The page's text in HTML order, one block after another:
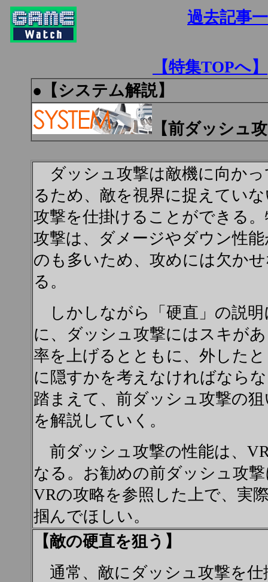
過去記事
【特集TOPへ】
● 【システム解説】
【前ダッシュ
ダッシュ攻撃は敵機に向かっ
るため、敵を視界に捉えてい
攻撃を仕掛けることができる
攻撃は、ダメージやダウン性
のも多いため、攻めには欠か
る。
しかしながら「硬直」の説明
に、ダッシュ攻撃にはスキが
率を上げるとともに、外した
に隠すかを考えなければなら
踏まえて、前ダッシュ攻撃の
を解説していく。
前ダッシュ攻撃の性能は、
なる。お勧めの前ダッシュ攻
VRの攻略を参照した上で、実
掴んでほしい。
【敵の硬直を狙う】
通常、敵にダッシュ攻撃を仕